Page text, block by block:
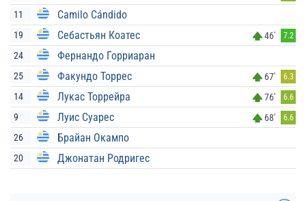
11 Camilo Cándido
19 Себастьян Коатес 46' 7.2
24 Фернандо Горриаран
25 Факундо Торрес 67' 6.3
14 Лукас Торрейра 76' 6.6
9 Луис Суарес 68' 6.6
26 Брайан Окампо
20 Джонатан Родригес